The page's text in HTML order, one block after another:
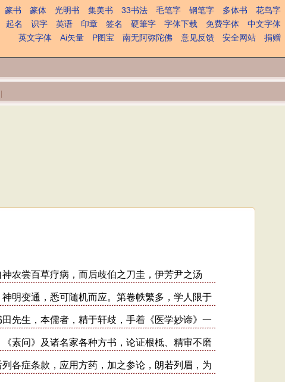
篆书 篆体 光明书 集美书 33书法 毛笔字 钢笔字 多体书
花鸟字
起名 识字 英语 印章 签名 硬筆字 字体下载 免费字体
中文字体
英文字体
Ai矢量 P图宝 南无阿弥陀佛 意见反馈 安全网站
捐赠